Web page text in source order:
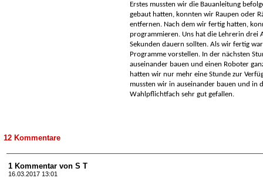
Erstes mussten wir die Bauanleitung
gebaut hatten, konnten wir Raupen oder
entfernen. Nach dem wir fertig hatten,
programmieren. Uns hat die Lehrerin drei
Sekunden dauern sollten. Als wir fertig
Programme vorstellen. In der nächsten
auseinander bauen und einen Roboter
hatten wir nur mehr eine Stunde zur
mussten wir in auseinander bauen und in
Wahlpflichtfach sehr gut gefallen.
12 Kommentare
1 Kommentar von S T
16.03.2017 13:01